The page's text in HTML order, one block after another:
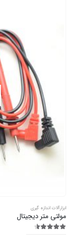
ابزارآلات اندازه گیری
مولتی متر دیجیتال